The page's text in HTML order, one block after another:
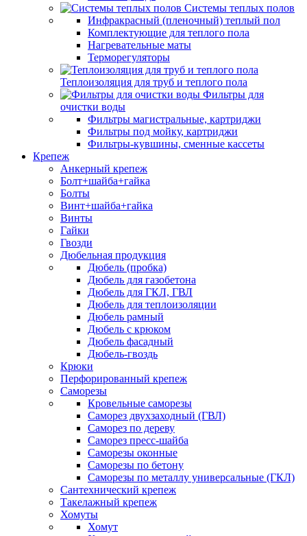
Системы теплых полов
Инфракрасный (пленочный) теплый пол
Комплектующие для теплого пола
Нагревательные маты
Терморегуляторы
Теплоизоляция для труб и теплого пола
Фильтры для
очистки воды
Фильтры магистральные, картриджи
Фильтры под мойку, картриджи
Фильтры-кувшины, сменные кассеты
Крепеж
Анкерный крепеж
Болт+шайба+гайка
Болты
Винт+шайба+гайка
Винты
Гайки
Гвозди
Дюбельная продукция
Дюбель (пробка)
Дюбель для газобетона
Дюбель для ГКЛ, ГВЛ
Дюбель для теплоизоляции
Дюбель рамный
Дюбель с крюком
Дюбель фасадный
Дюбель-гвоздь
Крюки
Перфорированный крепеж
Саморезы
Кровельные саморезы
Саморез двухзаходный (ГВЛ)
Саморез по дереву
Саморез пресс-шайба
Саморезы оконные
Саморезы по бетону
Саморезы по металлу универсальные (ГКЛ)
Сантехнический крепеж
Такелажный крепеж
Хомуты
Хомут